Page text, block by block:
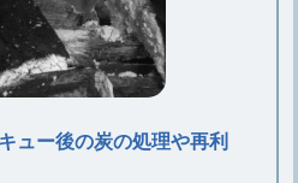
ュー後の炭の処理や再利